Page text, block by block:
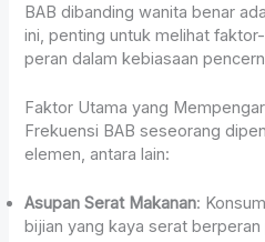
BAB dibanding wanita benar
ini, penting untuk melihat
peran dalam kebiasaan
Faktor Utama yang
Frekuensi BAB seseorang
elemen, antara lain:
Asupan Serat Makanan:
bijian yang kaya serat